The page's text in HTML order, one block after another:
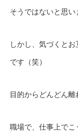
そうではないと思い
しかし、気づくと
です（笑）
目的からどんどん離
職場で、仕事上でこ